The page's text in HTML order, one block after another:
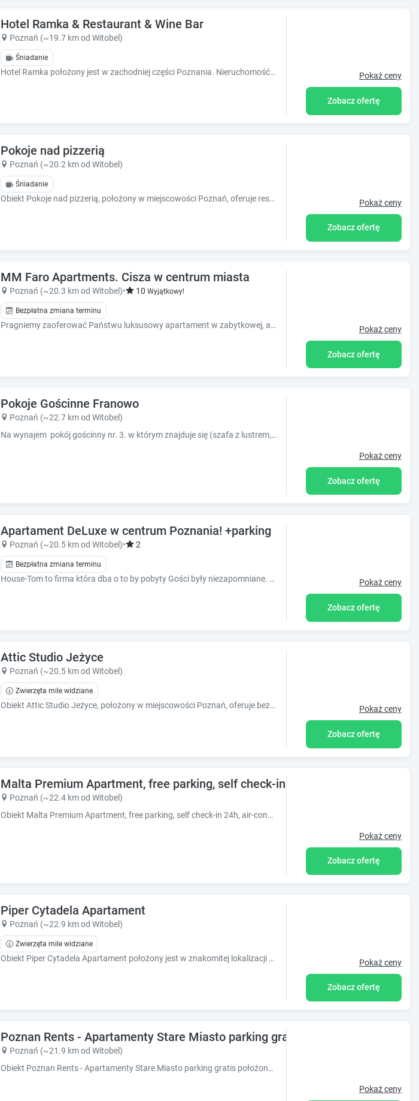
r
e
y
h
e
k
e
s
h
o
r
r
c
d
a
t
e
Hotel Ramka & Restaurant & Wine Bar
Poznań (~19.7 km od Witobel)
Śniadanie
Hotel Ramka położony jest w zachodniej części Poznania. Nieruchomość wyróżnia się nowoczesnym designem zgodnym z najnowszymi trendami, wyjąt Pokaż ceny
Zobacz ofertę
Pokoje nad pizzerią
Poznań (~20.2 km od Witobel)
Śniadanie
Obiekt Pokoje nad pizzerią, położony w miejscowości Poznań, oferuje restaurację. Odległość ważnych miejsc od obiektu: Stadion Miejski w Pozn Pokaż ceny
Zobacz ofertę
MM Faro Apartments. Cisza w centrum miasta
Poznań (~20.3 km od Witobel)• 10 Wyjątkowy!
Bezpłatna zmiana terminu
Pragniemy zaoferować Państwu luksusowy apartament w zabytkowej, ale świeżo wyremontowanej, wyposażonej w windę, kamienicy przy ul. Wierzbięcice. Pokaż ceny
Zobacz ofertę
Pokoje Gościnne Franowo
Poznań (~22.7 km od Witobel)
Na wynajem pokój gościnny nr. 3. w którym znajduje się (szafa z lustrem,TV, biurko ,stolik nocny, podwójne łóżko) pokój jest zamykany na klucz. Dom
Pokaż ceny
Zobacz ofertę
Apartament DeLuxe w centrum Poznania! +parking
Poznań (~20.5 km od Witobel)• 2
Bezpłatna zmiana terminu
House-Tom to firma która dba o to by pobyty Gości były niezapomniane. Apartamenty mieszczą się samym sercu Poznania są w pełni wyposażone oraz umelowa Pokaż ceny
Zobacz ofertę
Attic Studio Jeżyce
Poznań (~20.5 km od Witobel)
Zwierzęta mile widziane
Obiekt Attic Studio Jeżyce, położony w miejscowości Poznań, oferuje bezpłatne Wi-Fi, klimatyzację oraz ogród. Odległość ważnych miejsc od Pokaż ceny
Zobacz ofertę
Malta Premium Apartment, free parking, self check-in 24h, air-conditioning
Poznań (~22.4 km od Witobel)
Obiekt Malta Premium Apartment, free parking, self check-in 24h, air-conditioning, położony w dzielnicy Nowe Miasto w miejscowości Poznań, oferuje
Pokaż ceny
Zobacz ofertę
Piper Cytadela Apartament
Poznań (~22.9 km od Witobel)
Zwierzęta mile widziane
Obiekt Piper Cytadela Apartament położony jest w znakomitej lokalizacji w dzielnicy Stare Miasto w miejscowości Poznań i oferuje plac zabaw. Odleg Pokaż ceny
Zobacz ofertę
Poznan Rents - Apartamenty Stare Miasto parking gratis
Poznań (~21.9 km od Witobel)
Obiekt Poznan Rents - Apartamenty Stare Miasto parking gratis położony jest w centrum miejscowości Poznań. Oferuje on bezpłatne Wi-Fi oraz bezpł
Pokaż ceny